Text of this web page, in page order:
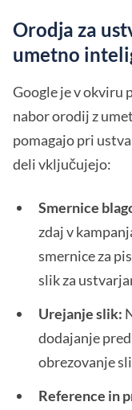
Orodja za
umetno
Google je v okviru
nabor orodij z
pomagajo pri
deli vključujejo:
Smernice
zdaj v
smernice za
slik za
Urejanje slik:
dodajanje
obrezovanje
Reference in